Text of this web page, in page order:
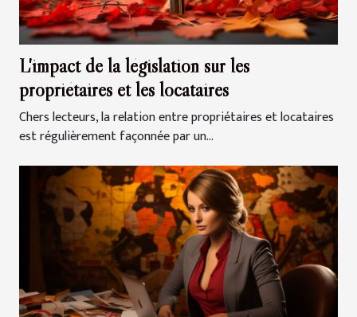
L'impact de la législation sur les
propriétaires et les locataires
Chers lecteurs, la relation entre propriétaires et locataires
est régulièrement façonnée par un...